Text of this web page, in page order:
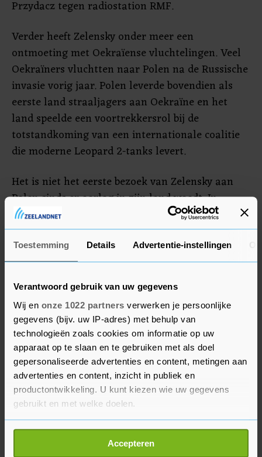
Toestemming Details Advertentie-instellingen
Verantwoord gebruik van uw gegevens
Wij en onze 1022 partners verwerken je persoonlijke
gegevens (bijv. uw IP-adres) met behulp van
technologieën zoals cookies om informatie op uw
apparaat op te slaan en te gebruiken met als doel
gepersonaliseerde advertenties en content, metingen aan
advertenties en content, inzicht in publiek en
productontwikkeling. U kunt kiezen wie uw gegevens
gebruikt en met welke doelen.
Als u het toestaat, willen we ook graag:
Informatie verzamelen over uw geografische
Accepteren
Przydacz tegen radiostation RMF.
Verder heeft Zelensky onder meer een
ontmoeting met Oekraïense vluchtelingen. Veel
Oekraïners vluchtten naar Polen na de Russische
invasie vorig jaar. Polen leverde bovendien als
eerste land straaljagers aan Oekraïne en het
land speelde een voortrekkersrol bij de
totstandkoming van een internationale coalitie
die moderne Leopard 2-tanks levert.
Het is niet het eerste bezoek van Zelensky aan
Polen sinds er oorlog in zijn land woedt. In
december en februari was hij ook al in Polen voor
ontmoetingen met Duda.